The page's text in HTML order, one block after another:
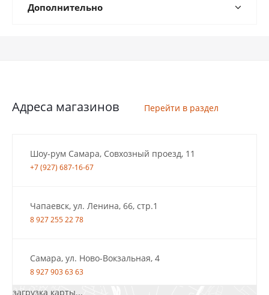
Дополнительно
Адреса магазинов Перейти в раздел
Шоу-рум Самара, Совхозный проезд, 11
+7 (927) 687-16-67
Чапаевск, ул. Ленина, 66, стр.1
8 927 255 22 78
Самара, ул. Ново-Вокзальная, 4
8 927 903 63 63
загрузка карты...